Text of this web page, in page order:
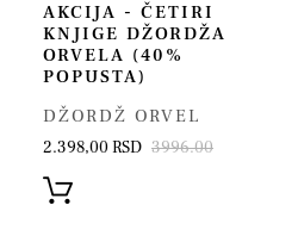
AKCIJA - ČETIRI
KNJIGE DŽORDŽA
ORVELA (40%
POPUSTA)
DŽORDŽ ORVEL
2.398,00 RSD 3996.00